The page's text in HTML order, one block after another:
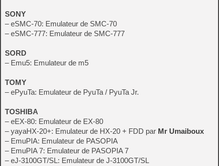
SONY
– eSMC-70: Emulateur de SMC-70
– eSMC-777: Emulateur de SMC-777
SORD
– Emu5: Emulateur de m5
TOMY
– ePyuTa: Emulateur de PyuTa / PyuTa Jr.
TOSHIBA
– eEX-80: Emulateur de EX-80
– yayaHX-20+: Emulateur de HX-20 + FDD par Mr Umaiboux
– EmuPIA: Emulateur de PASOPIA
– EmuPIA 7: Emulateur de PASOPIA 7
– eJ-3100GT/SL: Emulateur de J-3100GT/SL